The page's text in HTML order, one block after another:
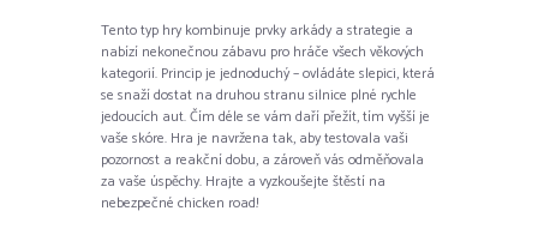
Tento typ hry kombinuje prvky arkády a strategie a
nabízí nekonečnou zábavu pro hráče všech věkových
kategorií. Princip je jednoduchý – ovládáte slepici, která
se snaží dostat na druhou stranu silnice plné rychle
jedoucích aut. Čím déle se vám daří přežít, tím vyšší je
vaše skóre. Hra je navržena tak, aby testovala vaši
pozornost a reakční dobu, a zároveň vás odměňovala
za vaše úspěchy. Hrajte a vyzkoušejte štěstí na
nebezpečné chicken road!